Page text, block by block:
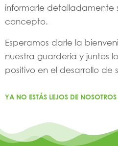
informarle detalladamente
concepto.
Esperamos darle la
nuestra guardería y juntos
positivo en el desarrollo de
YA NO ESTÁS LEJOS DE NOSOTROS